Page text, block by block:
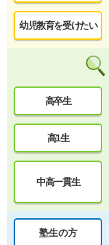
幼児教育を受けたい
高卒生
高1生
中高一貫生
塾生の方